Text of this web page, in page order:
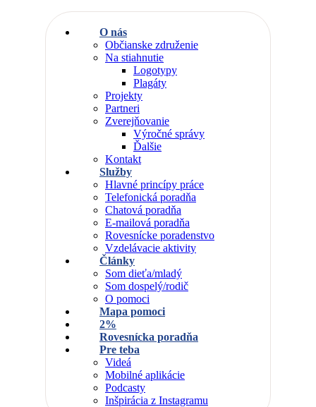
O nás
Občianske združenie
Na stiahnutie
Logotypy
Plagáty
Projekty
Partneri
Zverejňovanie
Výročné správy
Ďalšie
Kontakt
Služby
Hlavné princípy práce
Telefonická poradňa
Chatová poradňa
E-mailová poradňa
Rovesnícke poradenstvo
Vzdelávacie aktivity
Články
Som dieťa/mladý
Som dospelý/rodič
O pomoci
Mapa pomoci
2%
Rovesnícka poradňa
Pre teba
Videá
Mobilné aplikácie
Podcasty
Inšpirácia z Instagramu